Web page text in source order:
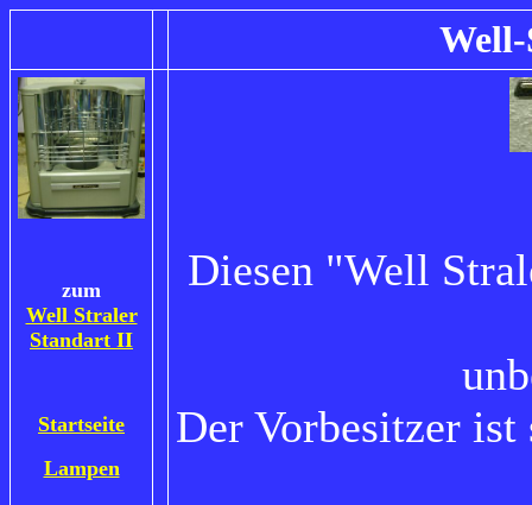
Well
zum
Well Straler
Standart II
Startseite
Lampen
Diesen "Well
Der Vorbesitzer ist